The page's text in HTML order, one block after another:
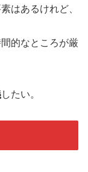
はあるけれど、
的なところが厳
したい。